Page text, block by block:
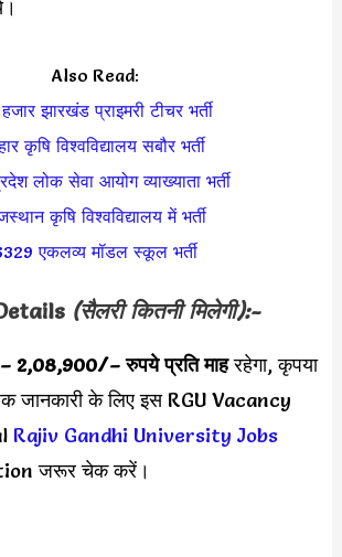
Also Read:
झारखंड प्राइमरी टीचर भर्ती
कृषि विश्वविद्यालय सबौर भर्ती
लोक सेवा आयोग व्याख्याता भर्ती
कृषि विश्वविद्यालय में भर्ती
एकलव्य मॉडल स्कूल भर्ती
(सैलरी कितनी मिलेगी):-
2,08,900/– रुपये प्रति माहरहेगा, कृपया
जानकारी के लिए इस RGU Vacancy
Rajiv Gandhi University Jobs
जरूर चेक करें।